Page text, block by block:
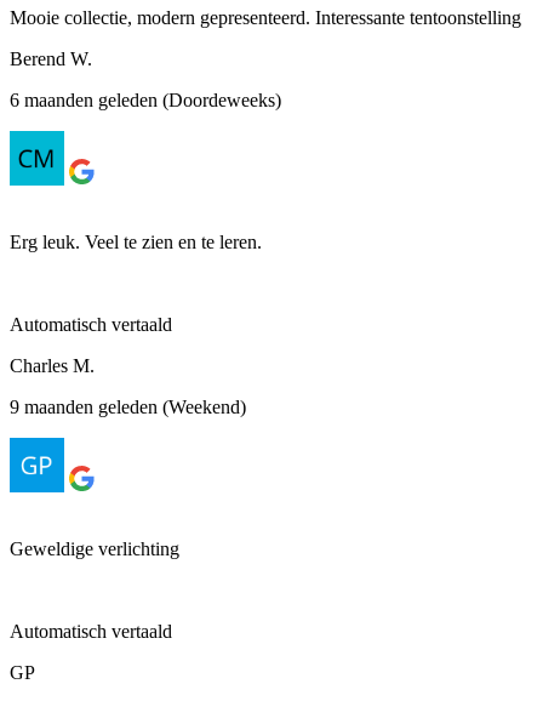
Mooie collectie, modern gepresenteerd. Interessante tentoonstelling
Berend W.
6 maanden geleden (Doordeweeks)
Erg leuk. Veel te zien en te leren.
Automatisch vertaald
Charles M.
9 maanden geleden (Weekend)
Geweldige verlichting
Automatisch vertaald
GP